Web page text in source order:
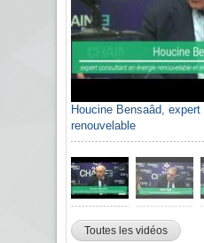
Houcine Bensaâd,
renouvelable
Toutes les vidéos